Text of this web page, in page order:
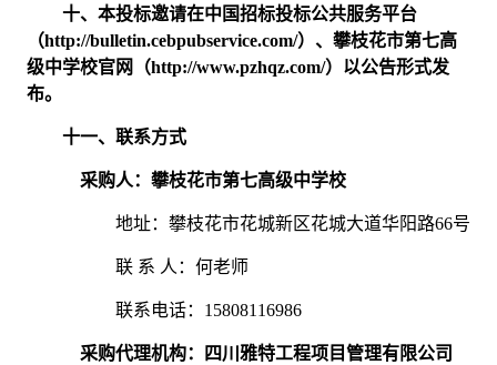
十、本投标邀请在中国招标投标公共服务平台
（http://bulletin.cebpubservice.com/）、攀枝花市第七高
级中学校官网（http://www.pzhqz.com/）以公告形式发
布。
十一、联系方式
采购人：攀枝花市第七高级中学校
地址：攀枝花市花城新区花城大道华阳路66号
联 系 人：何老师
联系电话： 15808116986
采购代理机构：四川雅特工程项目管理有限公司